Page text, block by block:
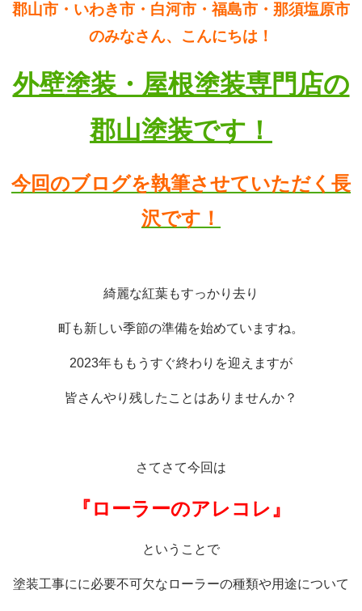
郡山市・いわき市・白河市・福島市・那須塩原市
のみなさん、こんにちは！
外壁塗装・屋根塗装専門店の
郡山塗装です！
今回のブログを執筆させていただく長
沢です！
綺麗な紅葉もすっかり去り
町も新しい季節の準備を始めていますね。
2023年ももうすぐ終わりを迎えますが
皆さんやり残したことはありませんか？
さてさて今回は
『ローラーのアレコレ』
ということで
塗装工事にに必要不可欠なローラーの種類や用途について